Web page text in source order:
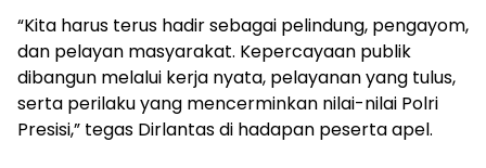
“Kita harus terus hadir sebagai pelindung, pengayom,
dan pelayan masyarakat. Kepercayaan publik
dibangun melalui kerja nyata, pelayanan yang tulus,
serta perilaku yang mencerminkan nilai-nilai Polri
Presisi,” tegas Dirlantas di hadapan peserta apel.